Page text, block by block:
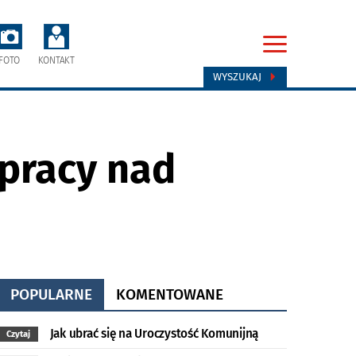
FOTO KONTAKT
WYSZUKAJ
nad
POPULARNE KOMENTOWANE
Czytaj Jak ubrać się na Uroczystość Komunijną